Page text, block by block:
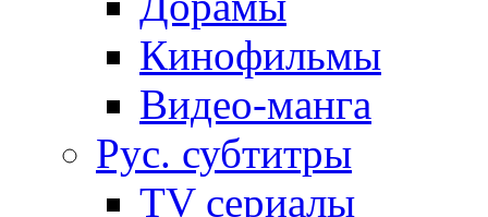
Кинофильмы
Видео-манга
Рус. субтитры
TV сериалы